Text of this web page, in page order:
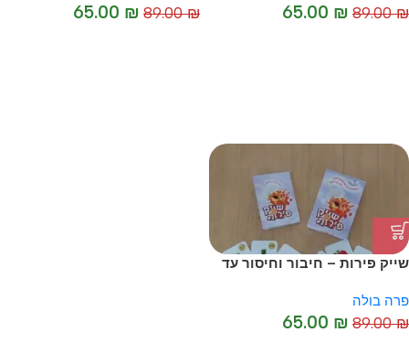
89.00₪
65.00 ₪
89.00₪
65.00 ₪
שייק פירות – חיבור וחיסור עד
פרה בולה
89.00₪
65.00 ₪